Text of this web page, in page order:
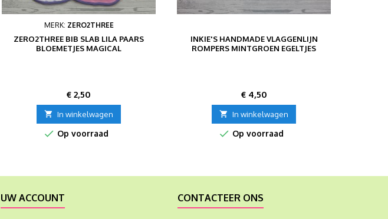
MERK: ZERO2THREE
ZERO2THREE BIB SLAB LILA PAARS
BLOEMETJES MAGICAL
Prijs
€ 2,50
 In winkelwagen
 Op voorraad
INKIE'S HANDMADE VLAGGENLIJN
ROMPERS MINTGROEN EGELTJES
Prijs
€ 4,50
 In winkelwagen
 Op voorraad
UW ACCOUNT CONTACTEER ONS